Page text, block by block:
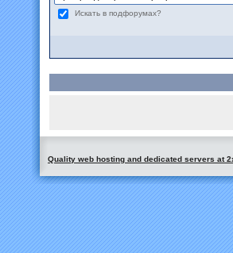
Искать в подфорумах?
Quality web hosting and dedicated servers at